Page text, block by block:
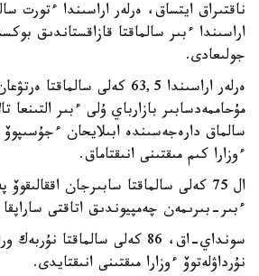
ناقتىراق ايتساق، ەرلەر اراسىندا ءتورت
اراسىندا ءبىر سالماقتا قازاقستاندىق
جولىعادى.
ەرلەر اراسىندا 63,5 كەلى
سالماق دارەجەسىندە ابىلايحان
ءوزارا كىم مىقتىنى انىقتاماق.
ال 75 كەلى سالماقتا سابىرجان
ءبىر-بىرىمەن چەمپيوندىق اتاقتى
سونداي-اق، 86 كەلى سالماقتا
نۇرداۋلەتوۆ ءوزارا مىقتىنى انىقتايدى.